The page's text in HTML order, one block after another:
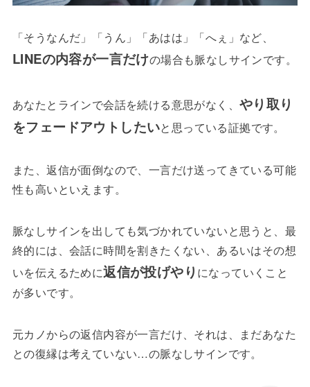
「そうなんだ」「うん」「あはは」「へぇ」など、
LINEの内容が一言だけの場合も脈なしサインです。
あなたとラインで会話を続ける意思がなく、 やり取り
をフェードアウトしたいと思っている証拠です。
また、返信が面倒なので、一言だけ送ってきている可能
性も高いといえます。
脈なしサインを出しても気づかれていないと思うと、最
終的には、会話に時間を割きたくない、あるいはその想
いを伝えるために返信が投げやり になっていくこと
が多いです。
元カノからの返信内容が一言だけ、それは、まだあなた
との復縁は考えていない…の脈なしサインです。